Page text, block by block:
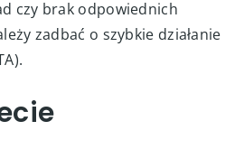
nie jest
zadbać o szybkie działanie